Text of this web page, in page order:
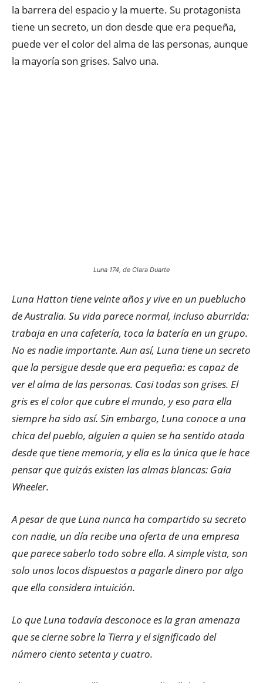
la barrera del espacio y la muerte. Su protagonista
tiene un secreto, un don desde que era pequeña,
puede ver el color del alma de las personas, aunque
la mayoría son grises. Salvo una.
Luna 174, de Clara Duarte
Luna Hatton tiene veinte años y vive en un pueblucho
de Australia. Su vida parece normal, incluso aburrida:
trabaja en una cafetería, toca la batería en un grupo.
No es nadie importante. Aun así, Luna tiene un secreto
que la persigue desde que era pequeña: es capaz de
ver el alma de las personas. Casi todas son grises. El
gris es el color que cubre el mundo, y eso para ella
siempre ha sido así. Sin embargo, Luna conoce a una
chica del pueblo, alguien a quien se ha sentido atada
desde que tiene memoria, y ella es la única que le hace
pensar que quizás existen las almas blancas: Gaia
Wheeler.
A pesar de que Luna nunca ha compartido su secreto
con nadie, un día recibe una oferta de una empresa
que parece saberlo todo sobre ella. A simple vista, son
solo unos locos dispuestos a pagarle dinero por algo
que ella considera intuición.
Lo que Luna todavía desconoce es la gran amenaza
que se cierne sobre la Tierra y el significado del
número ciento setenta y cuatro.